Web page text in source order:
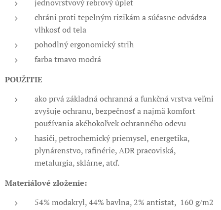
jednovrstvový rebrový úplet
chráni proti tepelným rizikám a súčasne odvádza
vlhkosť od tela
pohodlný ergonomický strih
farba tmavo modrá
POUŽITIE
ako prvá základná ochranná a funkčná vrstva veľmi
zvyšuje ochranu, bezpečnosť a najmä komfort
používania akéhokoľvek ochranného odevu
hasiči, petrochemický priemysel, energetika,
plynárenstvo, rafinérie, ADR pracoviská,
metalurgia, sklárne, atď.
Materiálové zloženie:
54% modakryl, 44% bavlna, 2% antistat, 160 g/m2